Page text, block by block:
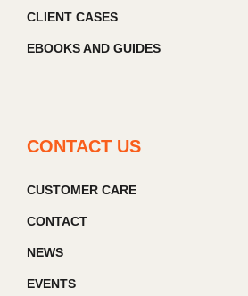
CLIENT CASES
EBOOKS AND GUIDES
CONTACT US
CUSTOMER CARE
CONTACT
NEWS
EVENTS